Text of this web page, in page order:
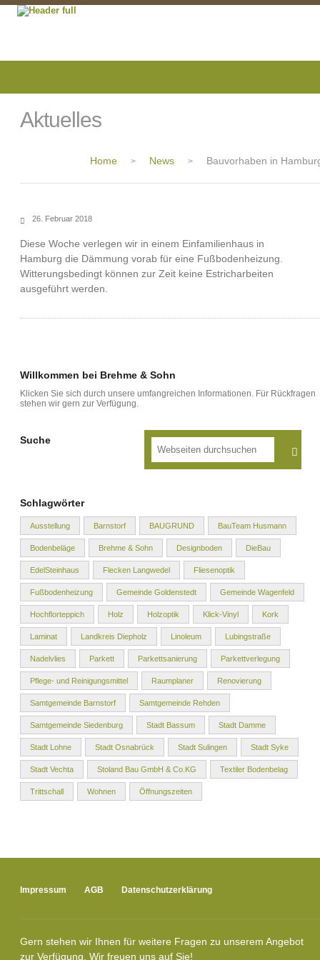
Aktuelles
Home > News > Bauvorhaben in
26. Februar 2018
Diese Woche verlegen wir in einem Einfamilienhaus in
Hamburg die Dämmung vorab für eine Fußbodenheizung.
Witterungsbedingt können zur Zeit keine Estricharbeiten
ausgeführt werden.
Willkommen bei Brehme & Sohn
Klicken Sie sich durch unsere umfangreichen Informationen. Für Rückfragen
stehen wir gern zur Verfügung.
Suche
Schlagwörter
Ausstellung Barnstorf BAUGRUND BauTeam Husmann
Bodenbeläge Brehme & Sohn Designboden DieBau
EdelSteinhaus Flecken Langwedel Fliesenoptik
Fußbodenheizung Gemeinde Goldenstedt Gemeinde Wagenfeld
Hochflorteppich Holz Holzoptik Klick-Vinyl Kork
Laminat Landkreis Diepholz Linoleum Lubingstraße
Nadelvlies Parkett Parkettsanierung Parkettverlegung
Pflege- und Reinigungsmittel Raumplaner Renovierung
Samtgemeinde Barnstorf Samtgemeinde Rehden
Samtgemeinde Siedenburg Stadt Bassum Stadt Damme
Stadt Lohne Stadt Osnabrück Stadt Sulingen Stadt Syke
Stadt Vechta Stoland Bau GmbH & Co.KG Textiler Bodenbelag
Trittschall Wohnen Öffnungszeiten
Impressum AGB Datenschutzerklärung
Gern stehen wir Ihnen für weitere Fragen zu unserem Angebot
zur Verfügung. Wir freuen uns auf Sie!